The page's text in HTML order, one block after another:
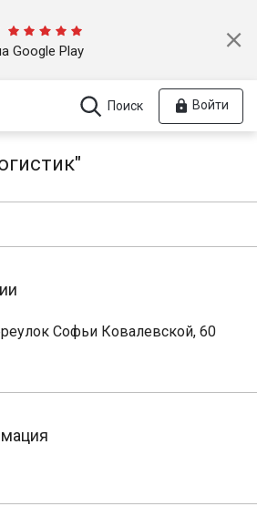
Google Play
Поиск Войти
Софьи Ковалевской, 60